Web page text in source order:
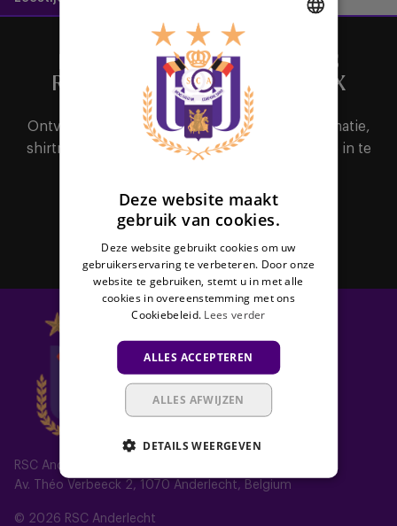
RSC Anderlecht
Av. Théo Verbeeck 2, 1070 Anderlecht, Belgium
© 2026 RSC Anderlecht
HET BELANGRIJKSTE NIEUWS
RECHTSTREEKS IN JE MAILBOX
Ontvang als eerste alle nieuws, ticketinginformatie,
shirtreleases of interessante promoties door je in te
Abonneer
Deze website maakt
gebruik van cookies.
Deze website gebruikt cookies om uw
gebruikerservaring te verbeteren. Door onze
website te gebruiken, stemt u in met alle
cookies in overeenstemming met ons
Cookiebeleid. Lees verder
ALLES ACCEPTEREN
ALLES AFWIJZEN
DETAILS WEERGEVEN